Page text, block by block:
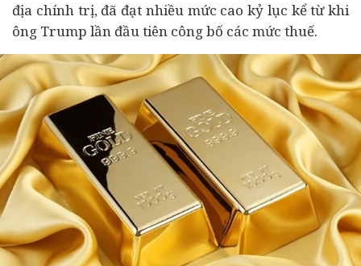
địa chính trị, đã đạt nhiều mức cao kỷ lục kể từ khi
ông Trump lần đầu tiên công bố các mức thuế.